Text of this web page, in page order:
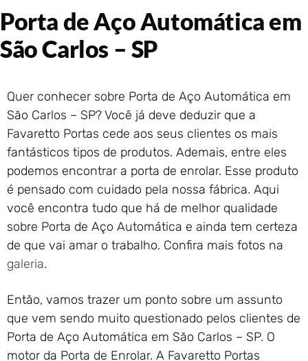
Enrolar em Queimados – RJ
Portão de Garagem de
Enrolar em Nova Iguaçu – RJ
Portão de Garagem de
Enrolar em Nova Friburgo –
RJ
Porta de Aço Automática em
São Carlos – SP
Quer conhecer sobre Porta de Aço Automática em
São Carlos – SP? Você já deve deduzir que a
Favaretto Portas cede aos seus clientes os mais
fantásticos tipos de produtos. Ademais, entre eles
podemos encontrar a porta de enrolar. Esse produto
é pensado com cuidado pela nossa fábrica. Aqui
você encontra tudo que há de melhor qualidade
sobre Porta de Aço Automática e ainda tem certeza
de que vai amar o trabalho. Confira mais fotos na
galeria.
Então, vamos trazer um ponto sobre um assunto
que vem sendo muito questionado pelos clientes de
Porta de Aço Automática em São Carlos – SP. O
motor da Porta de Enrolar. A Favaretto Portas